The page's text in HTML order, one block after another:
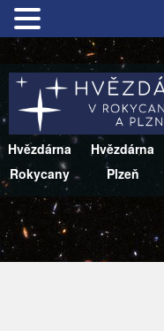
Hvězdárna
Rokycany
Hvězdárna
Plzeň